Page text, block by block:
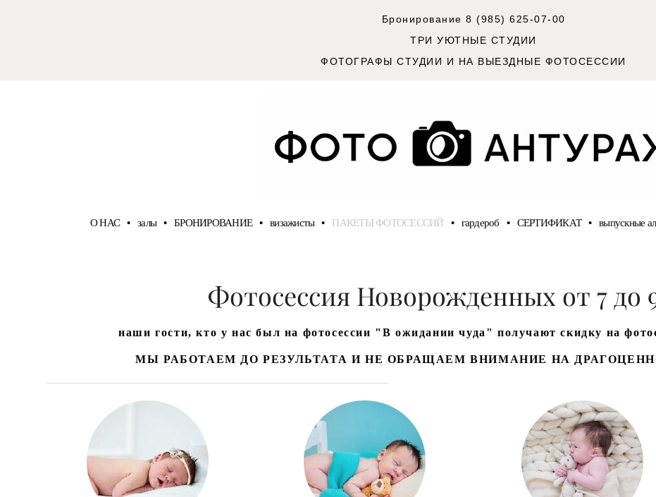
Бронирование 8 (985) 625-07-00
ТРИ УЮТНЫЕ СТУДИИ
ФОТОГРАФЫ СТУДИИ И НА ВЫЕЗДНЫЕ ФОТОСЕССИИ
О НАС • залы • БРОНИРОВАНИЕ • визажисты • ПАКЕТЫ ФОТОСЕССИЙ • гардероб • СЕРТИФИКАТ • выпускные
Фотосессия Новорожденных от 7 до
наши гости, кто у нас был на фотосессии "В ожидании чуда" получают скидку на
МЫ РАБОТАЕМ ДО РЕЗУЛЬТАТА И НЕ ОБРАЩАЕМ ВНИМАНИЕ НА